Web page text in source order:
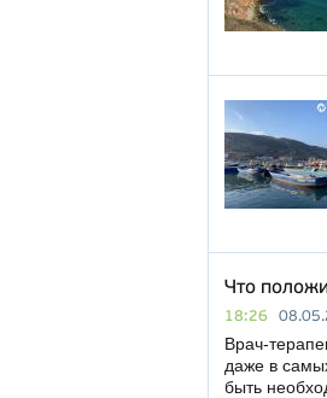
Что
18:26
Врач-
даже в
быть